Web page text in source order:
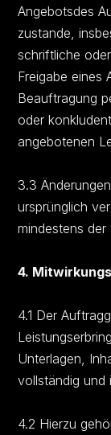
Angebotsdes
zustande,
schriftliche
Freigabe eines
Beauftragung
oder
angebotenen
3.3
ursprünglich
mindestens der
4.
4.1 Der
Unterlagen,
vollständig und
4.2 Hierzu